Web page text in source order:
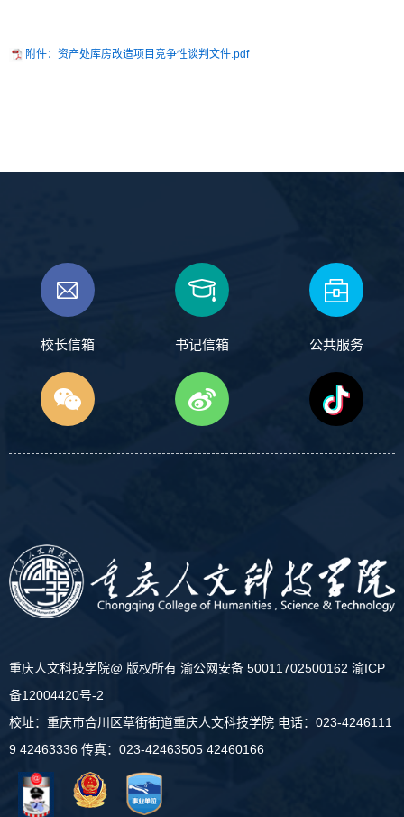
附件：资产处库房改造项目竞争性谈判文件.pdf
校长信箱 书记信箱 公共服务
重庆人文科技学院@ 版权所有 渝公网安备 50011702500162 渝ICP
备12004420号-2
校址：重庆市合川区草街街道重庆人文科技学院 电话：023-4246111
9 42463336 传真：023-42463505 42460166